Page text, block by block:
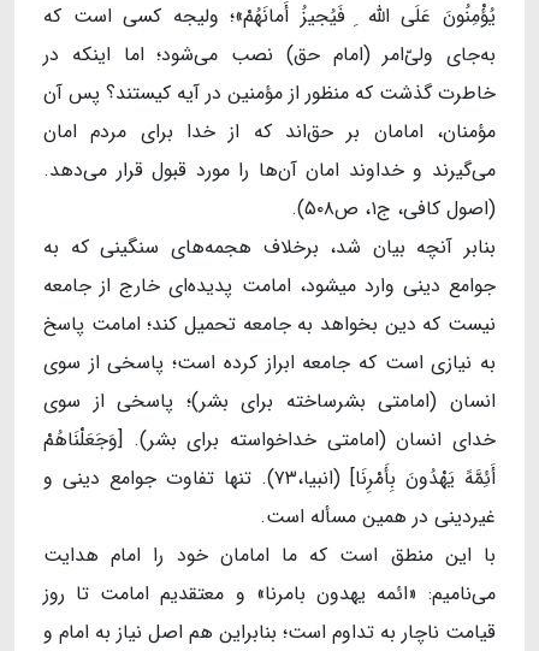
یُؤْمِنُونَ عَلَی اللّه ِ فَیُجیزُ أَمانَهُمْ»؛ ولیجه کسی است که
به‌جای ولی‌ّامر (امام حق) نصب می‌شود؛ اما اینکه در
خاطرت گذشت که منظور از مؤمنین در آیه کیستند؟ پس آن
مؤمنان، امامان بر حق‌اند که از خدا برای مردم امان
می‌گیرند و خداوند امان آن‌ها را مورد قبول قرار می‌دهد.
(اصول کافی، ج۱، ص۵۰۸).
بنابر آنچه بیان شد، برخلاف هجمه‌های سنگینی که به
جوامع دینی وارد می‎شود، امامت پدیده‌ای خارج از جامعه
نیست که دین بخواهد به جامعه تحمیل کند؛ امامت پاسخ
به نیازی است که جامعه ابراز کرده است؛ پاسخی از سوی
انسان (امامتی بشرساخته برای بشر)؛ پاسخی از سوی
خدای انسان (امامتی خداخواسته برای بشر). [وَجَعَلْنَاهُمْ
أَئِمَّهً یَهْدُونَ بِأَمْرِنَا] (انبیا،۷۳). تنها تفاوت جوامع دینی و
غیردینی در همین مسأله است.
با این منطق است که ما امامان خود را امام هدایت
می‌نامیم: «ائمه یهدون بامرنا» و معتقدیم امامت تا روز
قیامت ناچار به تداوم است؛ بنابراین هم اصل نیاز به امام و